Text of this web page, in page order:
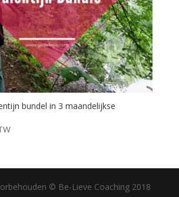
bundel in 3 maandelijkse
© Be-Lieve Coaching 2018